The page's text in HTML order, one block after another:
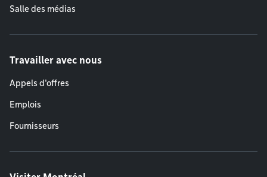
Salle des médias
Travailler avec nous
Appels d'offres
Emplois
Fournisseurs